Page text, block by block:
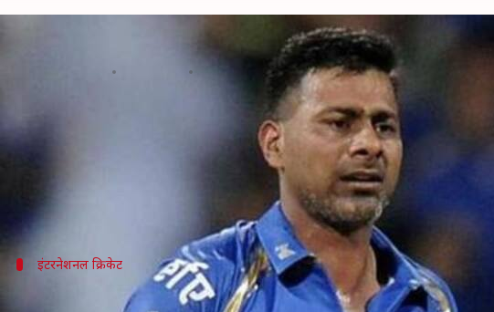
मेंटल हेल्थ पर बोले प्रवीण कुमार, कहा-
क्या है खबर?
हाल ही में भारतीय कप्तान विराट कोहली ने मानसिक स्वास्थ्य के मुद्दों
इससे पहले ऑस्ट्रेलियाई विस्फोटक बल्लेबाज ग्लेन मैक्सवेल ने मानसिक
इंटरनेशनल क्रिकेट
आठ साल पहले प्रवीण ने खेला था आखिरी इंटरनेशनल मैच